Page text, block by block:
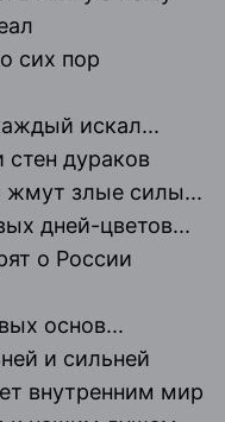
сих пор
искал...
дураков
жмут злые силы...
дней-цветов...
о России
основ...
и сильней
внутренним мир